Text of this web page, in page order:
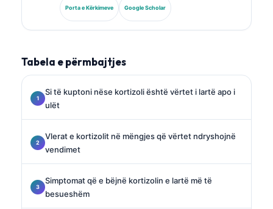
Gjermane për Kimi Klinike, ai është i specializuar në
analizën e paneleve diagnostike, standardizimin e
Porta e Kërkimeve Google Scholar
Tabela e përmbajtjes
Si të kuptoni nëse kortizoli është vërtet i lartë apo i
ulët
Vlerat e kortizolit në mëngjes që vërtet ndryshojnë
vendimet
Simptomat që e bëjnë kortizolin e lartë më të
besueshëm